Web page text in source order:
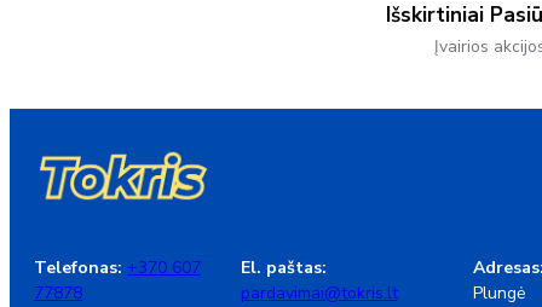
Išskirtiniai
Įvairios
Telefonas: +370 607
77878
El. paštas:
pardavimai@tokris.lt
Plungė